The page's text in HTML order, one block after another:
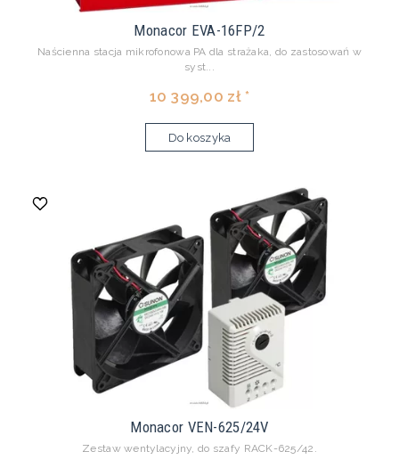
Monacor EVA-16FP/2
Naścienna stacja mikrofonowa PA dla strażaka, do zastosowań w
syst...
10 399,00 zł *
Do koszyka
Monacor VEN-625/24V
Zestaw wentylacyjny, do szafy RACK-625/42.